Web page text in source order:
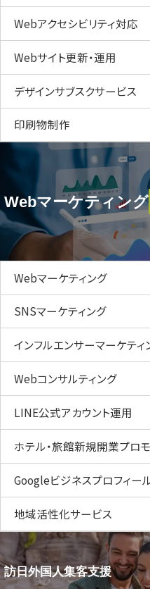
Webアクセシビリティ対応
Webサイト更新・運用
デザインサブスクサービス
印刷物制作
Webマーケティング
Webマーケティング
SNSマーケティング
インフルエンサーマーケティ
Webコンサルティング
LINE公式アカウント運用
ホテル・旅館新規開業プロ
Googleビジネスプロフィー
地域活性化サービス
訪日外国人集客支援